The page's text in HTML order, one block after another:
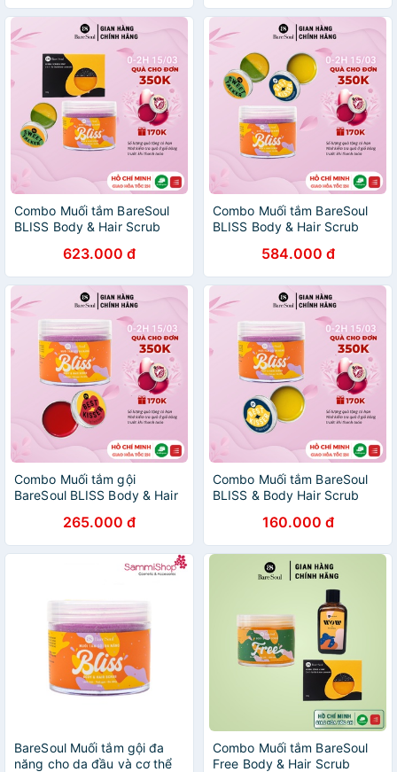
Combo Muối tắm BareSoul
BLISS Body & Hair Scrub
Scrub & Soap 100g + Sweet
Talker Lip Scrub 20g
623.000 đ
Combo Muối tắm BareSoul
BLISS Body & Hair Scrub
Mask 10g + Tẩy tế bào chết
môi Lip Scrub 20g
584.000 đ
Combo Muối tắm gội
BareSoul BLISS Body & Hair
môi có màu Best Kisser Lip
Tint & Cheek 10g
265.000 đ
Combo Muối tắm BareSoul
BLISS & Body Hair Scrub
không màu BareSoul Best
Kisser Lip Balm & Mask 10g
160.000 đ
BareSoul Muối tắm gội đa
năng cho da đầu và cơ thể
Combo Muối tắm BareSoul
Free Body & Hair Scrub